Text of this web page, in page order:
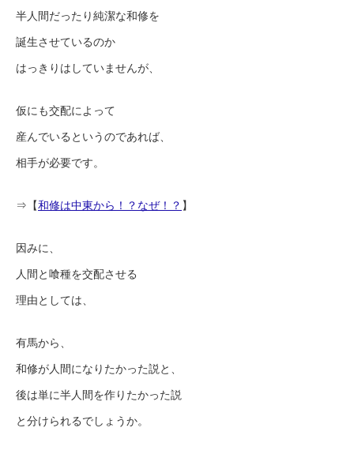
半人間だったり純潔な和修を
誕生させているのか
はっきりはしていませんが、
仮にも交配によって
産んでいるというのであれば、
相手が必要です。
⇒【和修は中東から！？なぜ！？ 】
因みに、
人間と喰種を交配させる
理由としては、
有馬から、
和修が人間になりたかった説と、
後は単に半人間を作りたかった説
と分けられるでしょうか。